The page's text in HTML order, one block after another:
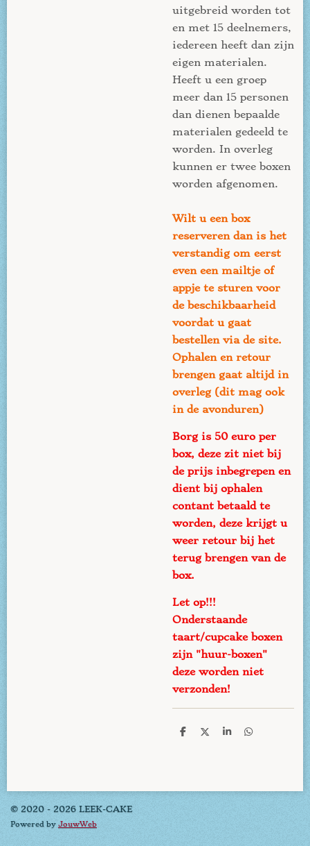
uitgebreid worden tot
en met 15 deelnemers,
iedereen heeft dan zijn
eigen materialen.
Heeft u een groep
meer dan 15 personen
dan dienen bepaalde
materialen gedeeld te
worden. In overleg
kunnen er twee boxen
worden afgenomen.
Wilt u een box
reserveren dan is het
verstandig om eerst
even een mailtje of
appje te sturen voor
de beschikbaarheid
voordat u gaat
bestellen via de site.
Ophalen en retour
brengen gaat altijd in
overleg (dit mag ook
in de avonduren)
Borg is 50 euro per
box, deze zit niet bij
de prijs inbegrepen en
dient bij ophalen
contant betaald te
worden, deze krijgt u
weer retour bij het
terug brengen van de
box.
Let op!!!
Onderstaande
taart/cupcake boxen
zijn "huur-boxen"
deze worden niet
verzonden!
D
D
S
D
© 2020 - 2026 LEEK-CAKE
Powered by JouwWeb